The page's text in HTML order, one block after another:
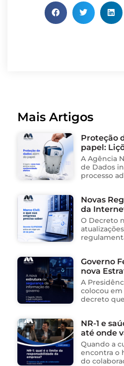
Mais Artigos
Proteção
papel:
processo
ANPD
A Agência
de Dados
processo
pela gestão
públicas de
Novas
da
O Decreto
operações
tecnologia
na …
Governo
nova
cria
A
colocou
decreto
Sistema
Segurança
(SISInfo),
NR-1 e
até onde
cuidado
Quando a
encontra o
do